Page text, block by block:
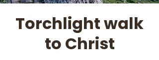
Torchlight walk
to Christ